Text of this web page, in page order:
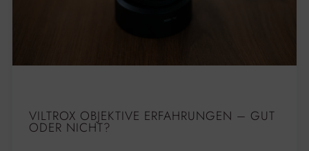
VILTROX OBJEKTIVE ERFAHRUNGEN – GUT
ODER NICHT?